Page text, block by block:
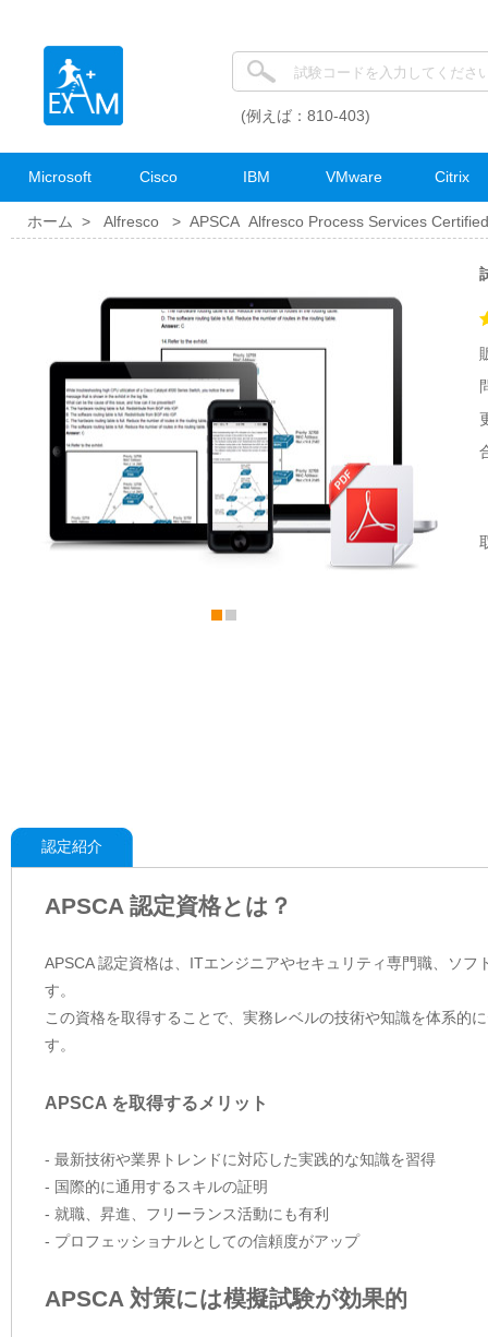
(例えば：810-403)
Microsoft Cisco IBM VMware Citrix
ホーム > Alfresco > APSCA Alfresco Process Services
認定紹介
APSCA 認定資格とは？
APSCA 認定資格は、ITエンジニアやセキュリティ専門職、ソ
す。
この資格を取得することで、実務レベルの技術や知識を体系的
す。
APSCA を取得するメリット
- 最新技術や業界トレンドに対応した実践的な知識を習得
- 国際的に通用するスキルの証明
- 就職、昇進、フリーランス活動にも有利
- プロフェッショナルとしての信頼度がアップ
APSCA 対策には模擬試験が効果的